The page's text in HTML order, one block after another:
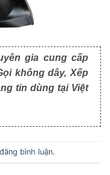
gia cung cấp
không dây, Xếp
tin dùng tại Việt
đăng bình luận.